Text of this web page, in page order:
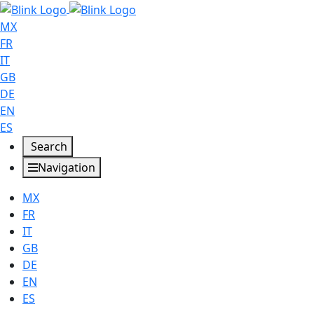
MX
FR
IT
GB
DE
EN
ES
Search
Navigation
MX
FR
IT
GB
DE
EN
ES